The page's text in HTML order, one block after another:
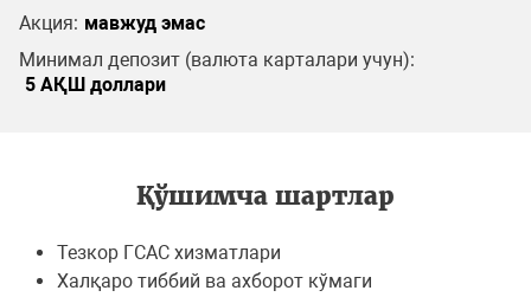
Акция: мавжуд эмас
Минимал депозит (валюта карталари учун):
5 АҚШ доллари
Қўшимча шартлар
Тезкор ГCАС хизматлари
Халқаро тиббий ва ахборот кўмаги